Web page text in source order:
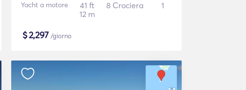
Yacht a motore
41 ft
12 m
8 Crociera 1
$2,297 /giorno